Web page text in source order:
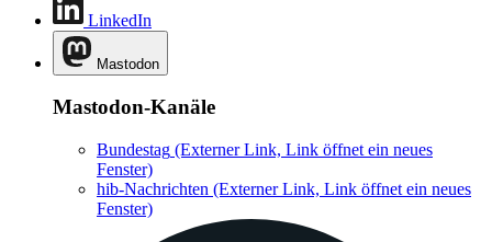
LinkedIn
Mastodon
Mastodon-Kanäle
Bundestag (Externer Link, Link öffnet ein neues
Fenster)
hib-Nachrichten (Externer Link, Link öffnet ein neues
Fenster)